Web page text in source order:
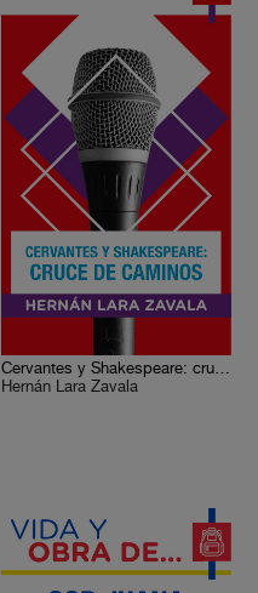
Cervantes y Shakespeare: cruce de caminos
Hernán Lara Zavala